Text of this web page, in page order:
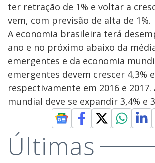
ter retração de 1% e voltar a
vem, com previsão de alta de 1%.
A economia brasileira terá
ano e no próximo abaixo da
emergentes e da economia
emergentes devem crescer 4,3%
respectivamente em 2016 e 2017.
mundial deve se expandir 3,4% e
Últimas